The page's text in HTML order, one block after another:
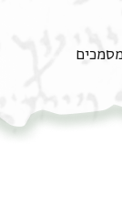
מסמכים